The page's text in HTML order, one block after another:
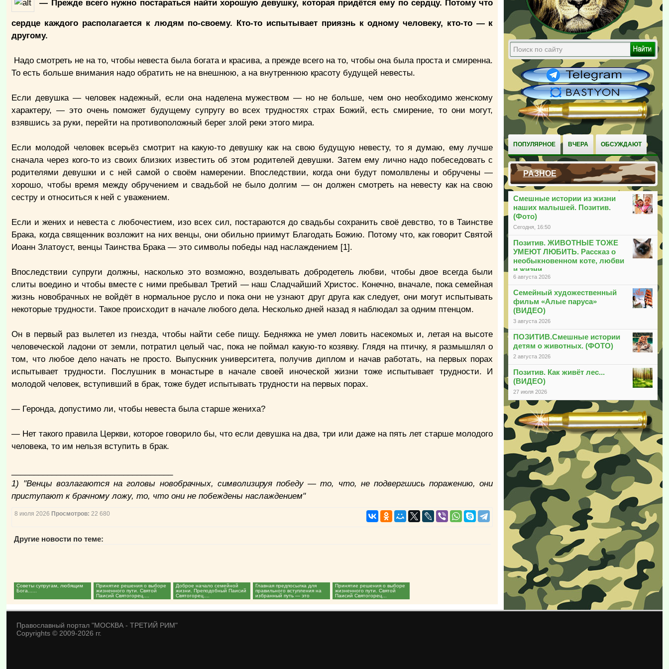
ПОПУЛЯРНОЕ ВЧЕРА ОБСУЖДАЮТ
РАЗНОЕ
Смешные истории из жизни
наших малышей. Позитив.
(Фото)
Сегодня, 16:50
Позитив. ЖИВОТНЫЕ ТОЖЕ
УМЕЮТ ЛЮБИТЬ. Рассказ о
необыкновенном коте, любви
и жизни
6 августа 2026
Семейный художественный
фильм «Алые паруса»
(ВИДЕО)
3 августа 2026
ПОЗИТИВ.Смешные истории
детям о животных. (ФОТО)
2 августа 2026
Позитив. Как живёт лес...
(ВИДЕО)
27 июля 2026
— Прежде всего нужно постараться найти хорошую девушку, которая придётся ему по сердцу. Потому что
сердце каждого располагается к людям по-своему. Кто-то испытывает приязнь к одному человеку, кто-то — к
другому.
Надо смотреть не на то, чтобы невеста была богата и красива, а прежде всего на то, чтобы она была проста и смиренна.
То есть больше внимания надо обратить не на внешнюю, а на внутреннюю красоту будущей невесты.
Если девушка — человек надежный, если она наделена мужеством — но не больше, чем оно необходимо женскому
характеру, — это очень поможет будущему супругу во всех трудностях страх Божий, есть смирение, то они могут,
взявшись за руки, перейти на противоположный берег злой реки этого мира.
Если молодой человек всерьёз смотрит на какую-то девушку как на свою будущую невесту, то я думаю, ему лучше
сначала через кого-то из своих близких известить об этом родителей девушки. Затем ему лично надо побеседовать с
родителями девушки и с ней самой о своём намерении. Впоследствии, когда они будут помолвлены и обручены —
хорошо, чтобы время между обручением и свадьбой не было долгим — он должен смотреть на невесту как на свою
сестру и относиться к ней с уважением.
Если и жених и невеста с любочестием, изо всех сил, постараются до свадьбы сохранить своё девство, то в Таинстве
Брака, когда священник возложит на них венцы, они обильно приимут Благодать Божию. Потому что, как говорит Святой
Иоанн Златоуст, венцы Таинства Брака — это символы победы над наслаждением [1].
Впоследствии супруги должны, насколько это возможно, возделывать добродетель любви, чтобы двое всегда были
слиты воедино и чтобы вместе с ними пребывал Третий — наш Сладчайший Христос. Конечно, вначале, пока семейная
жизнь новобрачных не войдёт в нормальное русло и пока они не узнают друг друга как следует, они могут испытывать
некоторые трудности. Такое происходит в начале любого дела. Несколько дней назад я наблюдал за одним птенцом.
Он в первый раз вылетел из гнезда, чтобы найти себе пищу. Бедняжка не умел ловить насекомых и, летая на высоте
человеческой ладони от земли, потратил целый час, пока не поймал какую-то козявку. Глядя на птичку, я размышлял о
том, что любое дело начать не просто. Выпускник университета, получив диплом и начав работать, на первых порах
испытывает трудности. Послушник в монастыре в начале своей иноческой жизни тоже испытывает трудности. И
молодой человек, вступивший в брак, тоже будет испытывать трудности на первых порах.
— Геронда, допустимо ли, чтобы невеста была старше жениха?
— Нет такого правила Церкви, которое говорило бы, что если девушка на два, три или даже на пять лет старше молодого
человека, то им нельзя вступить в брак.
1) "Венцы возлагаются на головы новобрачных, символизируя победу — то, что, не подвергшись поражению, они
приступают к брачному ложу, то, что они не побеждены наслаждением"
8 июля 2026 Просмотров: 22 680
Другие новости по теме:
Советы супругам, любящим
Бога......
Принятие решения о выборе
жизненного пути. Святой
Паисий Святогорец....
Доброе начало семейной
жизни. Преподобный Паисий
Святогорец....
Главная предпосылка для
правильного вступления на
избранный путь — это
духовная жизнь.
Преподобный...
Принятие решения о выборе
жизненного пути. Святой
Паисий Святогорец...
Православный портал "МОСКВА - ТРЕТИЙ РИМ"
Copyrights © 2009-2026 гг.